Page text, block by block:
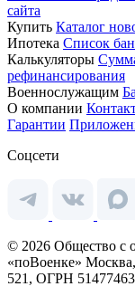
сайта
Купить Каталог
Ипотека Список
Калькуляторы
рефинансирования
Военнослужащим
О компании
Гарантии
Соцсети
© 2026 Общество с
«поВоенке»
521, ОГРН